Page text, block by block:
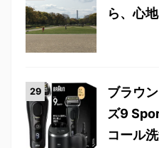
ら、心
ブラウ
ズ9
コール